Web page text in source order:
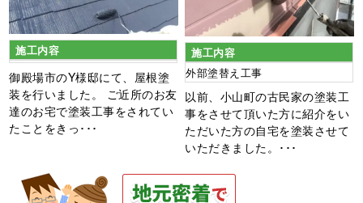
施工内容
御殿場市のY様邸にて、屋根塗
装を行いました。 ご近所のお友
達のお宅で塗装工事をされてい
たことをきっ･･･
施工内容
外部塗替え工事
以前、小山町の古民家の塗装工
事をさせて頂いた方に紹介をい
ただいた方の自宅を塗装させて
いただきました。･･･